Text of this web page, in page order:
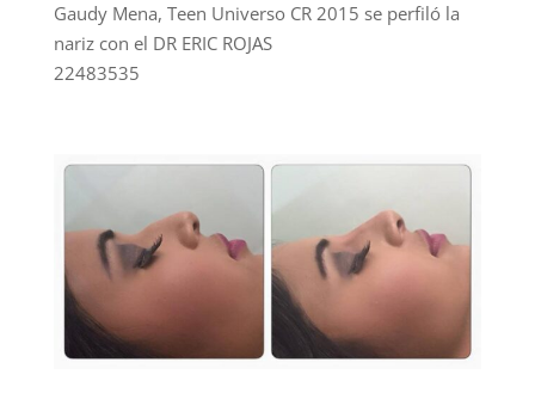
Gaudy Mena, Teen Universo CR 2015 se perfiló la
nariz con el DR ERIC ROJAS
22483535